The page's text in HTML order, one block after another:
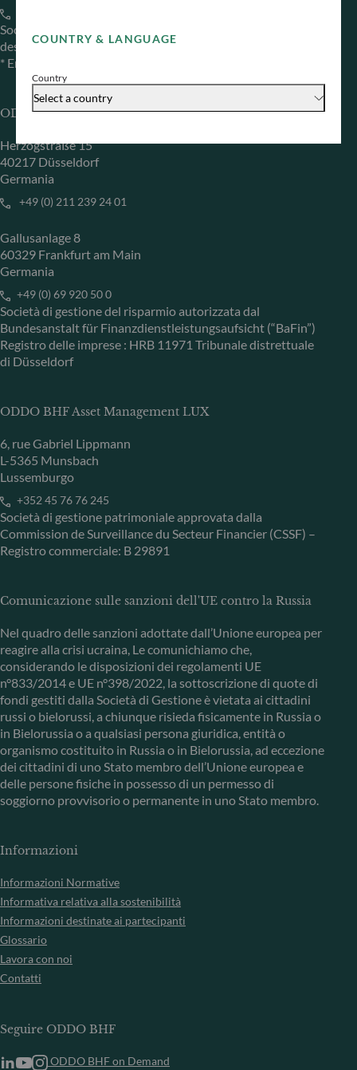
COUNTRY & LANGUAGE
Country
Select a country
Società di gestione del risparmio autorizzata dall’Autorité
des Marchés Financiers con il n. GP99011
* Entidad responsable del sitio web
ODDO BHF Asset Management GmbH
Herzogstraße 15
40217 Düsseldorf
Germania
+49 (0) 211 239 24 01
Gallusanlage 8
60329 Frankfurt am Main
Germania
+49 (0) 69 920 50 0
Società di gestione del risparmio autorizzata dal
Bundesanstalt für Finanzdienstleistungsaufsicht (“BaFin”)
Registro delle imprese : HRB 11971 Tribunale distrettuale
di Düsseldorf
ODDO BHF Asset Management LUX
6, rue Gabriel Lippmann
L-5365 Munsbach
Lussemburgo
+352 45 76 76 245
Società di gestione patrimoniale approvata dalla
Commission de Surveillance du Secteur Financier (CSSF) –
Registro commerciale: B 29891
Comunicazione sulle sanzioni dell'UE contro la Russia
Nel quadro delle sanzioni adottate dall’Unione europea per
reagire alla crisi ucraina, Le comunichiamo che,
considerando le disposizioni dei regolamenti UE
n°833/2014 e UE n°398/2022, la sottoscrizione di quote di
fondi gestiti dalla Società di Gestione è vietata ai cittadini
russi o bielorussi, a chiunque risieda fisicamente in Russia o
in Bielorussia o a qualsiasi persona giuridica, entità o
organismo costituito in Russia o in Bielorussia, ad eccezione
dei cittadini di uno Stato membro dell’Unione europea e
delle persone fisiche in possesso di un permesso di
soggiorno provvisorio o permanente in uno Stato membro.
Informazioni
Informazioni Normative
Informativa relativa alla sostenibilità
Informazioni destinate ai partecipanti
Glossario
Lavora con noi
Contatti
Seguire ODDO BHF
ODDO BHF on Demand